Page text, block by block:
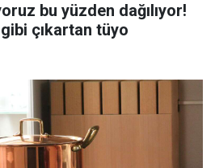
bu yüzden dağılıyor!
gibi çıkartan tüyo